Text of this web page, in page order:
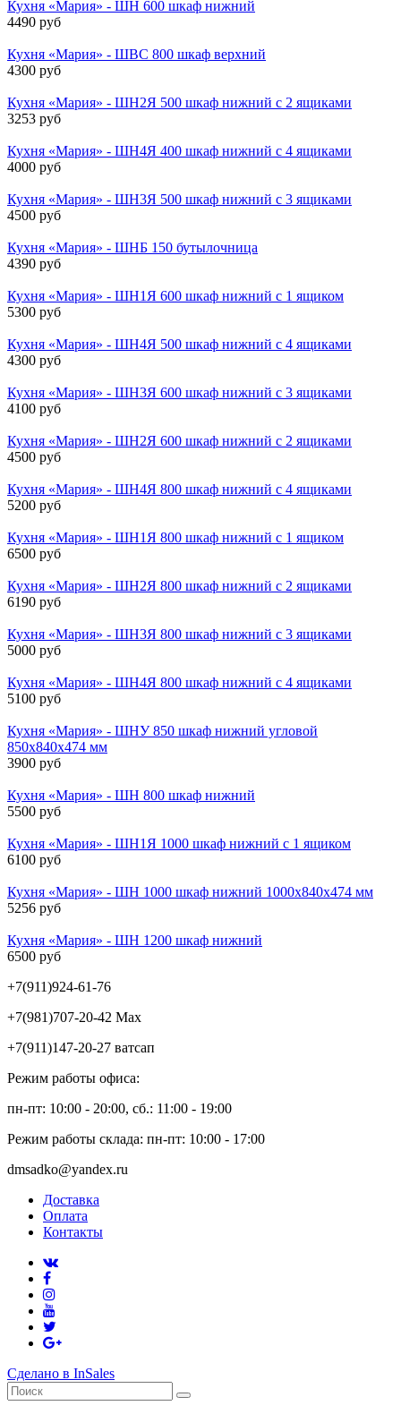
Кухня «Мария» - ШН 600 шкаф нижний
4490 руб
Кухня «Мария» - ШВС 800 шкаф верхний
4300 руб
Кухня «Мария» - ШН2Я 500 шкаф нижний с 2 ящиками
3253 руб
Кухня «Мария» - ШН4Я 400 шкаф нижний с 4 ящиками
4000 руб
Кухня «Мария» - ШН3Я 500 шкаф нижний с 3 ящиками
4500 руб
Кухня «Мария» - ШНБ 150 бутылочница
4390 руб
Кухня «Мария» - ШН1Я 600 шкаф нижний с 1 ящиком
5300 руб
Кухня «Мария» - ШН4Я 500 шкаф нижний с 4 ящиками
4300 руб
Кухня «Мария» - ШН3Я 600 шкаф нижний с 3 ящиками
4100 руб
Кухня «Мария» - ШН2Я 600 шкаф нижний с 2 ящиками
4500 руб
Кухня «Мария» - ШН4Я 800 шкаф нижний с 4 ящиками
5200 руб
Кухня «Мария» - ШН1Я 800 шкаф нижний с 1 ящиком
6500 руб
Кухня «Мария» - ШН2Я 800 шкаф нижний с 2 ящиками
6190 руб
Кухня «Мария» - ШН3Я 800 шкаф нижний с 3 ящиками
5000 руб
Кухня «Мария» - ШН4Я 800 шкаф нижний с 4 ящиками
5100 руб
Кухня «Мария» - ШНУ 850 шкаф нижний угловой
850х840х474 мм
3900 руб
Кухня «Мария» - ШН 800 шкаф нижний
5500 руб
Кухня «Мария» - ШН1Я 1000 шкаф нижний с 1 ящиком
6100 руб
Кухня «Мария» - ШН 1000 шкаф нижний 1000х840х474 мм
5256 руб
Кухня «Мария» - ШН 1200 шкаф нижний
6500 руб
+7(911)924-61-76
+7(981)707-20-42 Max
+7(911)147-20-27 ватсап
Режим работы офиса:
пн-пт: 10:00 - 20:00, сб.: 11:00 - 19:00
Режим работы склада: пн-пт: 10:00 - 17:00
dmsadko@yandex.ru
Доставка
Оплата
Контакты
Сделано в InSales